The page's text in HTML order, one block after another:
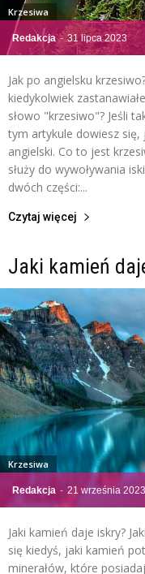
Redakcja - 31 lipca 2023
Krzesiwa
Jak po angielsku
kiedykolwiek
słowo "krzesiwo"? Jeśli
tym artykule dowiesz się,
angielski. Co to jest
służy do wywoływania
dwóch części:...
Czytaj więcej
Jaki kamień
Redakcja - 21 września 2023
Krzesiwa
Jaki kamień daje iskry?
się kiedyś, jaki kamień
minerałów, które